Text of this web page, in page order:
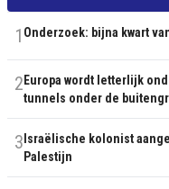
1 Onderzoek: bijna kwart
2 Europa wordt letterlijk
tunnels onder de
3 Israëlische kolonist
Palestijn